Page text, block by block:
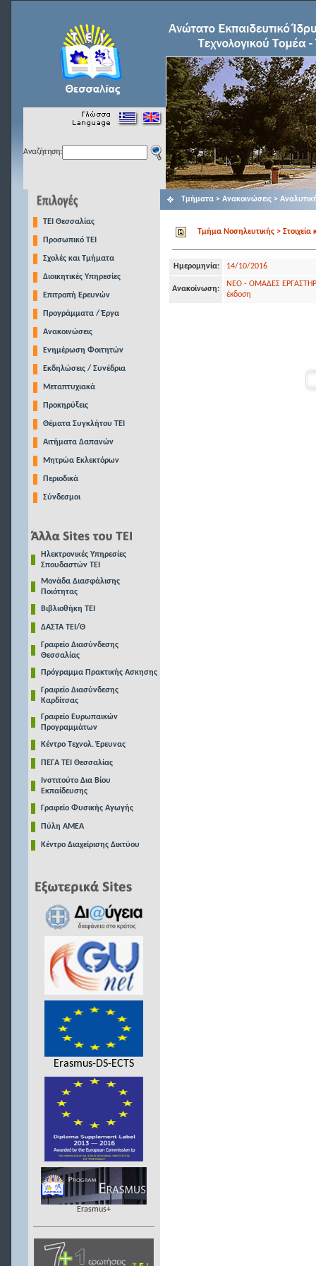
Αναζήτηση:
TEI Θεσσαλίας
Προσωπικό ΤΕΙ
Σχολές και Τμήματα
Διοικητικές Υπηρεσίες
Επιτροπή Ερευνών
Προγράμματα / Έργα
Ανακοινώσεις
Ενημέρωση Φοιτητών
Εκδηλώσεις / Συνέδρια
Μεταπτυχιακά
Προκηρύξεις
Θέματα Συγκλήτου ΤΕΙ
Αιτήματα Δαπανών
Μητρώα Εκλεκτόρων
Περιοδικά
Σύνδεσμοι
Ηλεκτρονικές Υπηρεσίες
Σπουδαστών ΤΕΙ
Μονάδα Διασφάλισης
Ποιότητας
Βιβλιοθήκη ΤΕΙ
ΔΑΣΤΑ ΤΕΙ/Θ
Γραφείο Διασύνδεσης
Θεσσαλίας
Πρόγραμμα Πρακτικής Ασκησης
Γραφείο Διασύνδεσης
Καρδίτσας
Γραφείο Ευρωπαικών
Προγραμμάτων
Κέντρο Τεχνολ. Έρευνας
ΠΕΓΑ ΤΕΙ Θεσσαλίας
Ινστιτούτο Δια Βίου
Εκπαίδευσης
Γραφείο Φυσικής Αγωγής
Πύλη ΑΜΕΑ
Κέντρο Διαχείρισης Δικτύου
Erasmus-DS-ECTS
Erasmus+
Τμήματα > Ανακοινώσεις >
Τμήμα Νοσηλευτικής > Στοιχεία
Ημερομηνία: 14/10/2016
Ανακοίνωση:
ΝΕΟ - ΟΜΑΔΕΣ
έκδοση